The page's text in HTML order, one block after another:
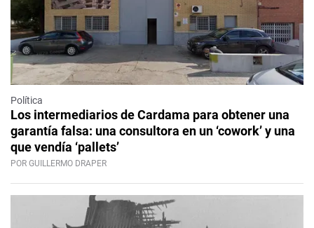
Política
Los intermediarios de Cardama para obtener una
garantía falsa: una consultora en un ‘cowork’ y una
que vendía ‘pallets’
POR GUILLERMO DRAPER